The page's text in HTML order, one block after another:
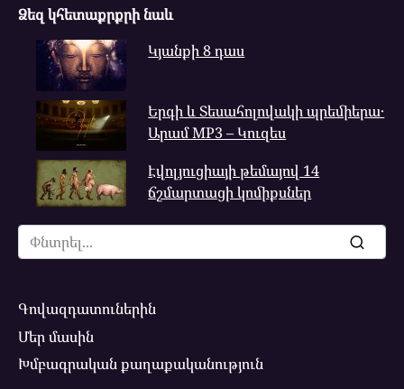
Ձեզ կհետաքրքրի նաև
Կյանքի 8 դաս
Երգի և Տեսահոլովակի պրեմիերա․
Արամ MP3 – Կուզես
Էվոլյուցիայի թեմայով 14
ճշմարտացի կոմիքսներ
Search
for:
Գովազդատուներին
Մեր մասին
Խմբագրական քաղաքականություն